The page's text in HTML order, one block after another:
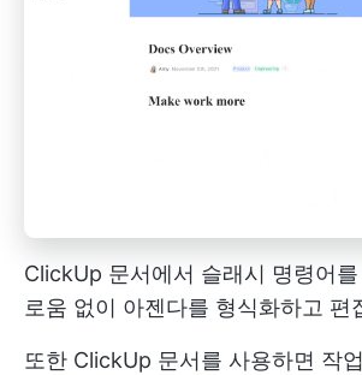
ClickUp 문서에서 슬래시 명령어
로움 없이 아젠다를 형식화하고 편
또한 ClickUp 문서를 사용하면 작